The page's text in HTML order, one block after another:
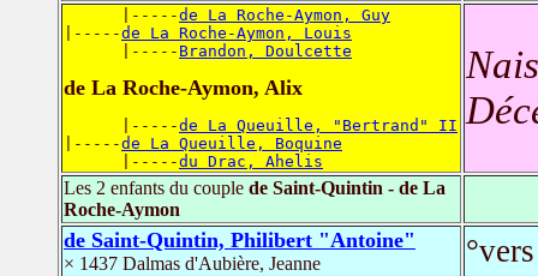
      |-----
de La Roche-Aymon, Guy
|-----de La Roche-Aymon, Louis
      |-----
Brandon, Doulcette
de La Roche-Aymon, Alix
      |-----
de La Queuille, "Bertrand" II
|-----de La Queuille, Boquine
      |-----
du Drac, Ahelis
Les 2 enfants du couple de Saint-Quintin - de La
Roche-Aymon
de Saint-Quintin, Philibert "Antoine"
× 1437 Dalmas d'Aubière, Jeanne